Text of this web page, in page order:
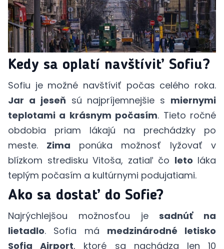
Kedy sa oplatí navštíviť Sofiu?
Sofiu je možné navštíviť počas celého roka.
Jar a jeseň sú najpríjemnejšie s miernymi
teplotami a krásnym počasím. Tieto ročné
obdobia priam lákajú na prechádzky po
meste. Zima ponúka možnosť lyžovať v
blízkom stredisku Vitoša, zatiaľ čo leto láka
teplým počasím a kultúrnymi podujatiami.
Ako sa dostať do Sofie?
Najrýchlejšou možnosťou jesadnúť na
lietadlo. Sofia má medzinárodné letisko
Sofia Airport, ktoré sa nachádza len 10